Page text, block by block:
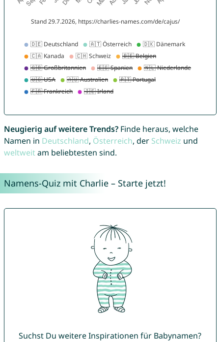
Neugierig auf weitere Trends?Finde heraus, welche
Namen in Deutschland, Österreich, der Schweiz und
weltweitam beliebtesten sind.
Namens-Quiz mit Charlie – Starte jetzt!
Suchst Du weitere Inspirationen für Babynamen?